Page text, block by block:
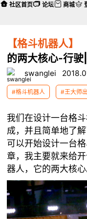
【格斗机器人】
的两大核心-行驶
swanglei
#格斗机器人 #王大师
我们在设计一台格
成，并且简单地了
可以开始设计一台
章，我主要就来给
器人，它的两大核心
社区首页 论坛 商城